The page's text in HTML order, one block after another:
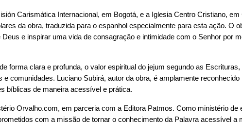
Carismática Internacional, em Bogotá, e a Iglesia Centro Cristiano, em
da obra, traduzida para o espanhol especialmente para esta ação. O
e inspirar uma vida de consagração e intimidade com o Senhor por
forma clara e profunda, o valor espiritual do jejum segundo as Escrituras,
comunidades. Luciano Subirá, autor da obra, é amplamente reconhecido
bíblicas de maneira acessível e prática.
Orvalho.com, em parceria com a Editora Patmos. Como ministério de
com a missão de tornar o conhecimento da Palavra acessível a